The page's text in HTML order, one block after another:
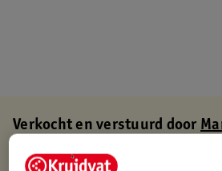
Verkocht en verstuurd door
Binnen 1 werkdag verstuurd